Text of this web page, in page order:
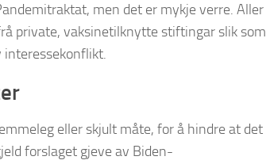
men det er mykje verre. Aller
private, vaksinetilknytte stiftingar slik som
interessekonflikt.
eller skjult måte, for å hindre at det
forslaget gjeve av Biden-